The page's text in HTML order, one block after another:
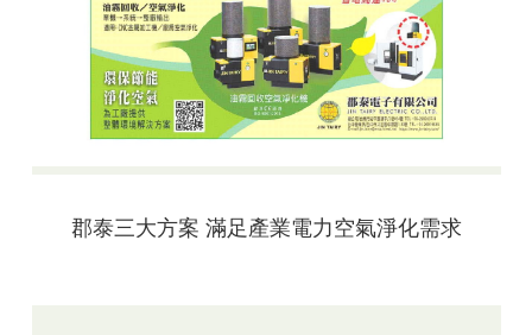
郡泰三大方案 滿足產業電力空氣淨化需求